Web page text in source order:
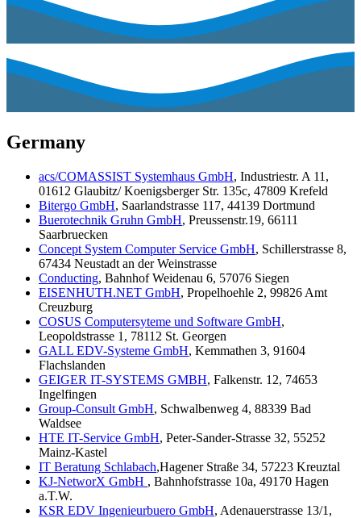
Germany
acs/COMASSIST Systemhaus GmbH, Industriestr. A 11,
01612 Glaubitz/ Koenigsberger Str. 135c, 47809 Krefeld
Bitergo GmbH, Saarlandstrasse 117, 44139 Dortmund
Buerotechnik Gruhn GmbH, Preussenstr.19, 66111
Saarbruecken
Concept System Computer Service GmbH, Schillerstrasse 8,
67434 Neustadt an der Weinstrasse
Conducting, Bahnhof Weidenau 6, 57076 Siegen
EISENHUTH.NET GmbH, Propelhoehle 2, 99826 Amt
Creuzburg
COSUS Computersyteme und Software GmbH,
Leopoldstrasse 1, 78112 St. Georgen
GALL EDV-Systeme GmbH, Kemmathen 3, 91604
Flachslanden
GEIGER IT-SYSTEMS GMBH, Falkenstr. 12, 74653
Ingelfingen
Group-Consult GmbH, Schwalbenweg 4, 88339 Bad
Waldsee
HTE IT-Service GmbH, Peter-Sander-Strasse 32, 55252
Mainz-Kastel
IT Beratung Schlabach,Hagener Straße 34, 57223 Kreuztal
KJ-NetworX GmbH , Bahnhofstrasse 10a, 49170 Hagen
a.T.W.
KSR EDV Ingenieurbuero GmbH, Adenauerstrasse 13/1,